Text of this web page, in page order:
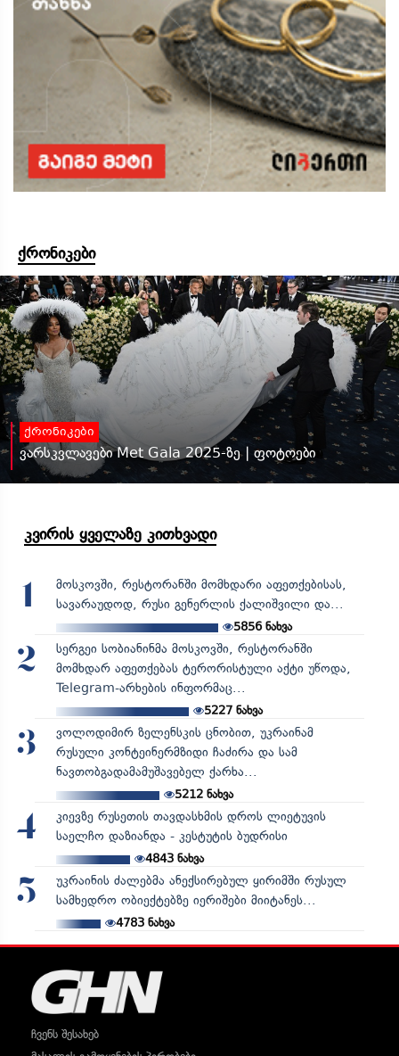
ქრონიკები
ქრონიკები
ვარსკვლავები Met Gala 2025-ზე | ფოტოები
კვირის ყველაზე კითხვადი
1
მოსკოვში, რესტორანში მომხდარი აფეთქებისას,
სავარაუდოდ, რუსი გენერლის ქალიშვილი და...
5856ნახვა
2
სერგეი სობიანინმა მოსკოვში, რესტორანში
მომხდარ აფეთქებას ტერორისტული აქტი უწოდა,
Telegram-არხების ინფორმაც...
5227ნახვა
3
ვოლოდიმირ ზელენსკის ცნობით, უკრაინამ
რუსული კონტეინერმზიდი ჩაძირა და სამ
ნავთობგადამამუშავებელ ქარხა...
5212ნახვა
4
კიევზე რუსეთის თავდასხმის დროს ლიეტუვის
საელჩო დაზიანდა - კესტუტის ბუდრისი
4843ნახვა
5
უკრაინის ძალებმა ანექსირებულ ყირიმში რუსულ
სამხედრო ობიექტებზე იერიშები მიიტანეს...
4783ნახვა
ჩვენს შესახებ